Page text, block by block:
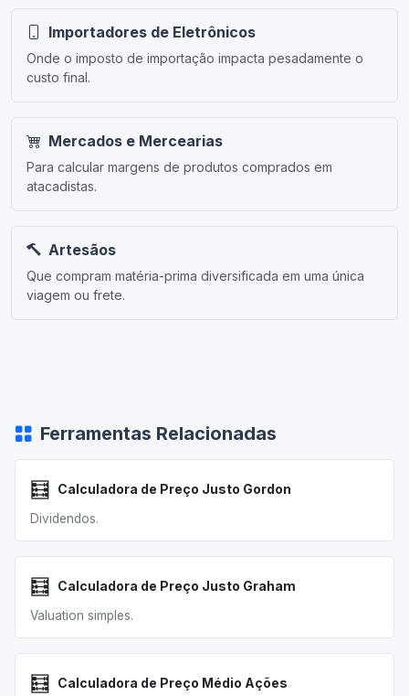
Importadores de Eletrônicos
Onde o imposto de importação impacta pesadamente o
custo final.
Mercados e Mercearias
Para calcular margens de produtos comprados em
atacadistas.
Artesãos
Que compram matéria-prima diversificada em uma única
viagem ou frete.
Ferramentas Relacionadas
🧮 Calculadora de Preço Justo Gordon
Dividendos.
🧮 Calculadora de Preço Justo Graham
Valuation simples.
🧮 Calculadora de Preço Médio Ações